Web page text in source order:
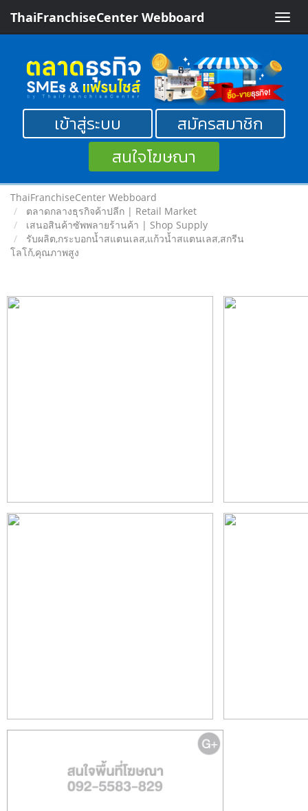
Toggle
ThaiFranchiseCenter Webboard
เข้าสู่ระบบ
สมัครสมาชิก
สนใจโฆษณา
ThaiFranchiseCenter Webboard
ตลาดกลางธุรกิจค้าปลีก | Retail Market
เสนอสินค้าซัพพลายร้านค้า | Shop Supply
รับผลิต,กระบอกน้ำสแตนเลส,แก้วน้ำสแตนเลส,สกรีน
โลโก้,คุณภาพสูง